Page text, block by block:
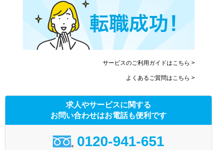
サービスのご利用ガイドはこちら >
よくあるご質問はこちら >
求人やサービスに関する
お問い合わせはお電話も便利です
0120-941-651